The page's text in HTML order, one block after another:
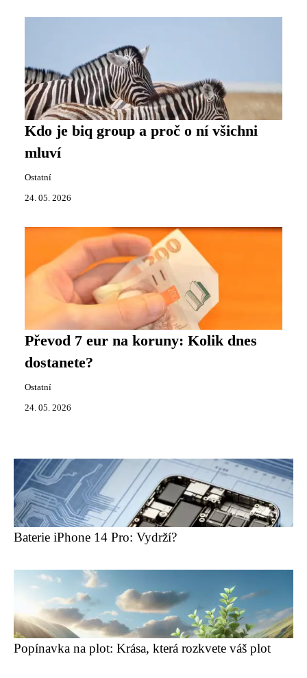
Kdo je biq group a proč o ní všichni
mluví
Ostatní
24. 05. 2026
Převod 7 eur na koruny: Kolik dnes
dostanete?
Ostatní
24. 05. 2026
Baterie iPhone 14 Pro: Vydrží?
Popínavka na plot: Krása, která rozkvete váš plot